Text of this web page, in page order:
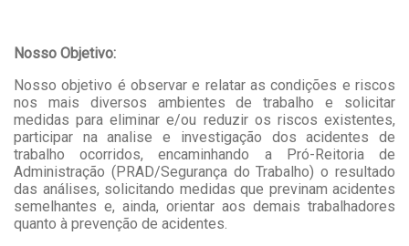
Nosso Objetivo:
Nosso objetivo é observar e relatar as condições e riscos
nos mais diversos ambientes de trabalho e solicitar
medidas para eliminar e/ou reduzir os riscos existentes,
participar na analise e investigação dos acidentes de
trabalho ocorridos, encaminhando a Pró-Reitoria de
Administração (PRAD/Segurança do Trabalho) o resultado
das análises, solicitando medidas que previnam acidentes
semelhantes e, ainda, orientar aos demais trabalhadores
quanto à prevenção de acidentes.